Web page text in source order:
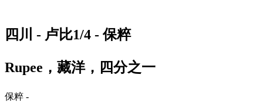
四川 - 卢比1/4 - 保粹
Rupee，藏洋，四分之一
保粹 -